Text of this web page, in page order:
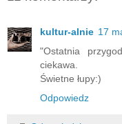
kultur-alnie 17
"Ostatnia
ciekawa.
Świetne łupy:)
Odpowiedz